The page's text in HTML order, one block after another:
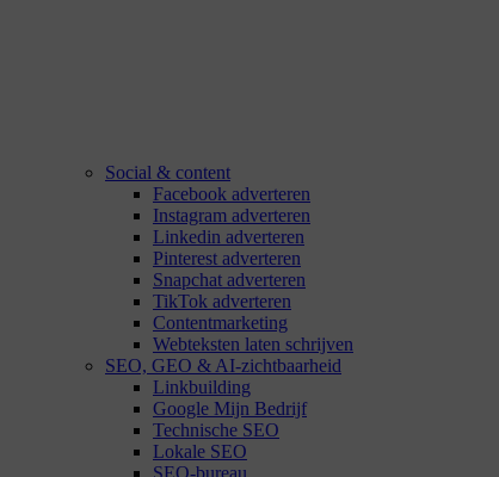
Social & content
Facebook adverteren
Instagram adverteren
Linkedin adverteren
Pinterest adverteren
Snapchat adverteren
TikTok adverteren
Contentmarketing
Webteksten laten schrijven
SEO, GEO & AI-zichtbaarheid
Linkbuilding
Google Mijn Bedrijf
Technische SEO
Lokale SEO